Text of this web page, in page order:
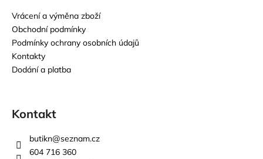
Vrácení a výměna zboží
Obchodní podmínky
Podmínky ochrany osobních údajů
Kontakty
Dodání a platba
Kontakt
butikn@seznam.cz
604 716 360